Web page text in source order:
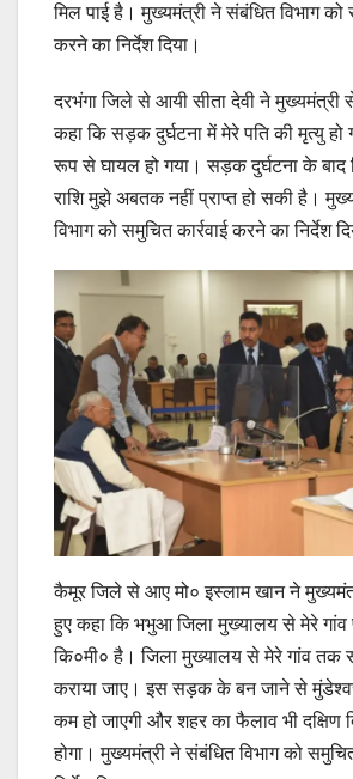
मिल पाई है। मुख्यमंत्री ने संबंधित विभाग को
करने का निर्देश दिया।
दरभंगा जिले से आयी सीता देवी ने मुख्यमंत्री
कहा कि सड़क दुर्घटना में मेरे पति की मृत्यु हो
रूप से घायल हो गया। सड़क दुर्घटना के बाद
राशि मुझे अबतक नहीं प्राप्त हो सकी है।
विभाग को समुचित कार्रवाई करने का निर्देश
कैमूर जिले से आए मो० इस्लाम खान ने
हुए कहा कि भभुआ जिला मुख्यालय से मेरे गांव
कि०मी० है। जिला मुख्यालय से मेरे गांव तक
कराया जाए। इस सड़क के बन जाने से
कम हो जाएगी और शहर का फैलाव भी दक्षिण
होगा। मुख्यमंत्री ने संबंधित विभाग को